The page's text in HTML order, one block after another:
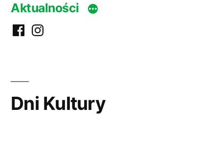
Aktualności
FacebookInstagram
Dni Kultury